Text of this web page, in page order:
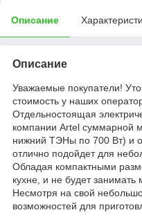
Описание
Описание
Уважаемые покупатели!
стоимость у наших
Отдельностоящая
компании Artel суммарной
нижний ТЭНы по 700 Вт) и
отлично подойдет для
Обладая компактными
кухне, и не будет занимать
Несмотря на свой
возможностей для